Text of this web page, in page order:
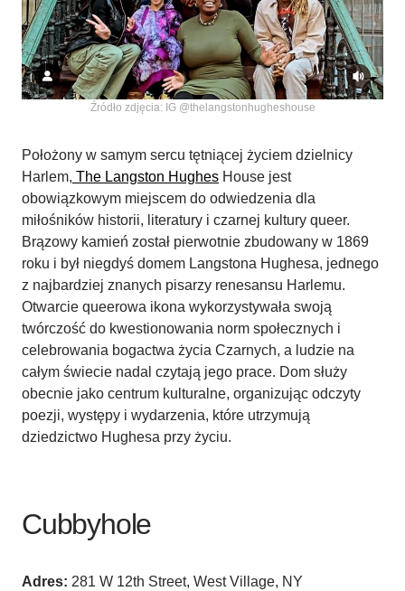
Źródło zdjęcia: IG @thelangstonhugheshouse
Położony w samym sercu tętniącej życiem dzielnicy
Harlem, The Langston Hughes House jest
obowiązkowym miejscem do odwiedzenia dla
miłośników historii, literatury i czarnej kultury queer.
Brązowy kamień został pierwotnie zbudowany w 1869
roku i był niegdyś domem Langstona Hughesa, jednego
z najbardziej znanych pisarzy renesansu Harlemu.
Otwarcie queerowa ikona wykorzystywała swoją
twórczość do kwestionowania norm społecznych i
celebrowania bogactwa życia Czarnych, a ludzie na
całym świecie nadal czytają jego prace. Dom służy
obecnie jako centrum kulturalne, organizując odczyty
poezji, występy i wydarzenia, które utrzymują
dziedzictwo Hughesa przy życiu.
Cubbyhole
Adres: 281 W 12th Street, West Village, NY